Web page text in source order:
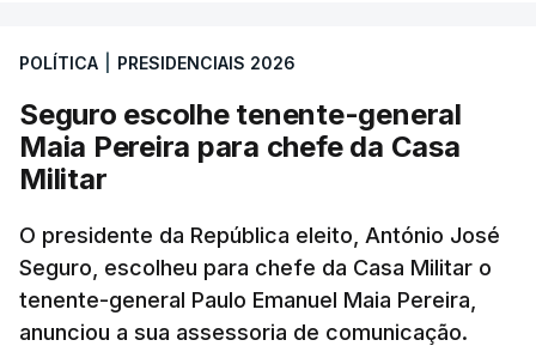
POLÍTICA PRESIDENCIAIS 2026
Seguro escolhe tenente-general
Maia Pereira para chefe da Casa
Militar
O presidente da República eleito, António José
Seguro, escolheu para chefe da Casa Militar o
tenente-general Paulo Emanuel Maia Pereira,
anunciou a sua assessoria de comunicação.